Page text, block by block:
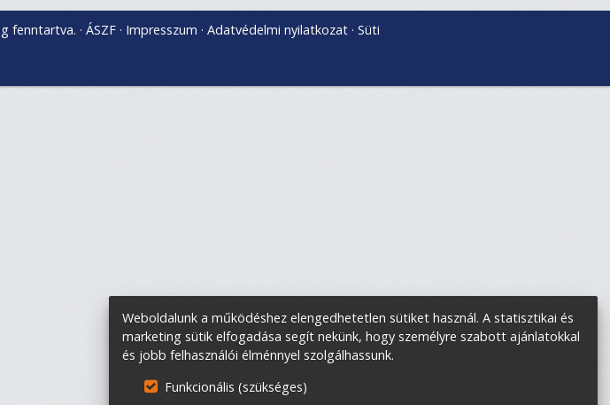
fenntartva. ÁSZF Impresszum Adatvédelmi nyilatkozat Süti
Weboldalunk a működéshez elengedhetetlen sütiket használ. A statisztikai és
marketing sütik elfogadása segít nekünk, hogy személyre szabott ajánlatokkal
és jobb felhasználói élménnyel szolgálhassunk.
Funkcionális (szükséges)